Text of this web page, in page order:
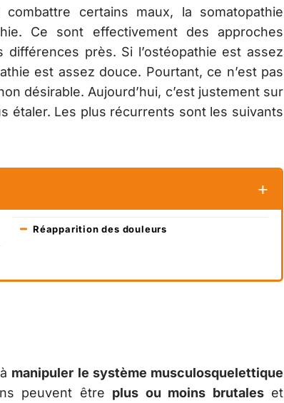
certains maux, la somatopathie
Ce sont effectivement des approches
près. Si l’ostéopathie est assez
est assez douce. Pourtant, ce n’est pas
désirable. Aujourd’hui, c’est justement sur
étaler. Les plus récurrents sont les suivants
Réapparition des douleurs
manipuler le système musculosquelettique
peuvent être plus ou moins brutaleset